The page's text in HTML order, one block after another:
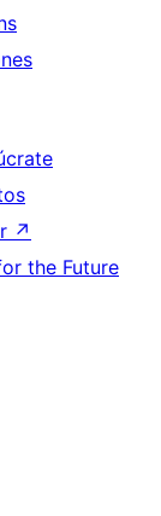
↗
the Future